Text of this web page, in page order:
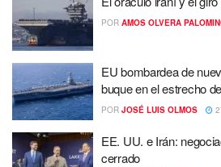
POR AMOS OLVERA
EU bombardea de
buque en el estrecho
POR JOSÉ LUIS OLMOS
EE. UU. e Irán:
cerrado